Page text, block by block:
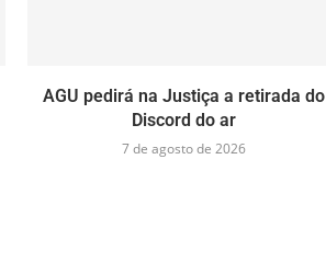
AGU pedirá na Justiça a retirada do
Discord do ar
7 de agosto de 2026